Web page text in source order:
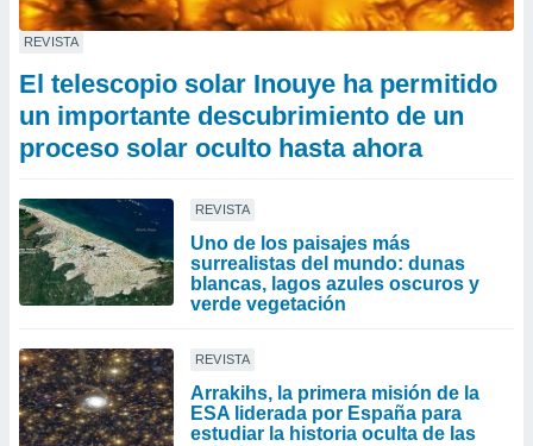
REVISTA
El telescopio solar Inouye ha permitido
un importante descubrimiento de un
proceso solar oculto hasta ahora
REVISTA
Uno de los paisajes más
surrealistas del mundo: dunas
blancas, lagos azules oscuros y
verde vegetación
REVISTA
Arrakihs, la primera misión de la
ESA liderada por España para
estudiar la historia oculta de las